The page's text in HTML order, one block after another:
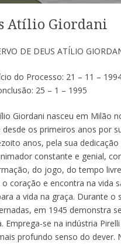
Atílio Giordani
DE DEUS ATÍLIO
do Processo: 21 – 11 –
25 – 1 – 1995
Giordani nasceu em Milão
desde os primeiros anos por
anos, pela sua
constante e genial,
do jogo, do tempo
coração e encontra na vida
a vida na graça. Durante
em 1945 demonstra
Emprega-se na indústria
profundo senso do dever.